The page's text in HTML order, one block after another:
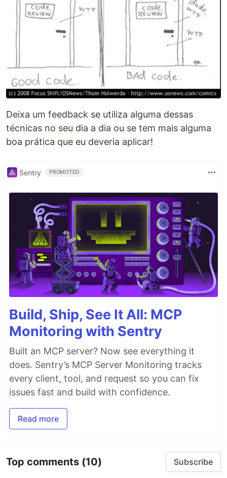
Deixa um feedback se utiliza alguma dessas
técnicas no seu dia a dia ou se tem mais alguma
boa prática que eu deveria aplicar!
Sentry PROMOTED
Build, Ship, See It All: MCP
Monitoring with Sentry
Built an MCP server? Now see everything it
does. Sentry’s MCP Server Monitoring tracks
every client, tool, and request so you can fix
issues fast and build with confidence.
Read more
Top comments (10) Subscribe